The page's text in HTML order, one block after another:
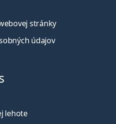
stránky
údajov
lehote